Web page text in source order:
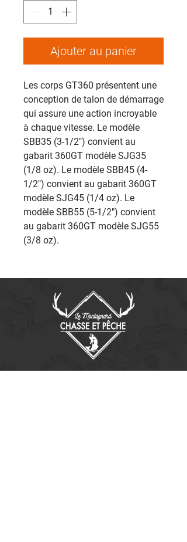
Ajouter au panier
Les corps GT360 présentent une
conception de talon de démarrage
qui assure une action incroyable
à chaque vitesse. Le modèle
SBB35 (3-1/2") convient au
gabarit 360GT modèle SJG35
(1/8 oz). Le modèle SBB45 (4-
1/2") convient au gabarit 360GT
modèle SJG45 (1/4 oz). Le
modèle SBB55 (5-1/2") convient
au gabarit 360GT modèle SJG55
(3/8 oz).